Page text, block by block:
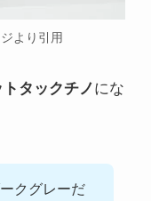
より引用
タックチノにな
クグレーだ